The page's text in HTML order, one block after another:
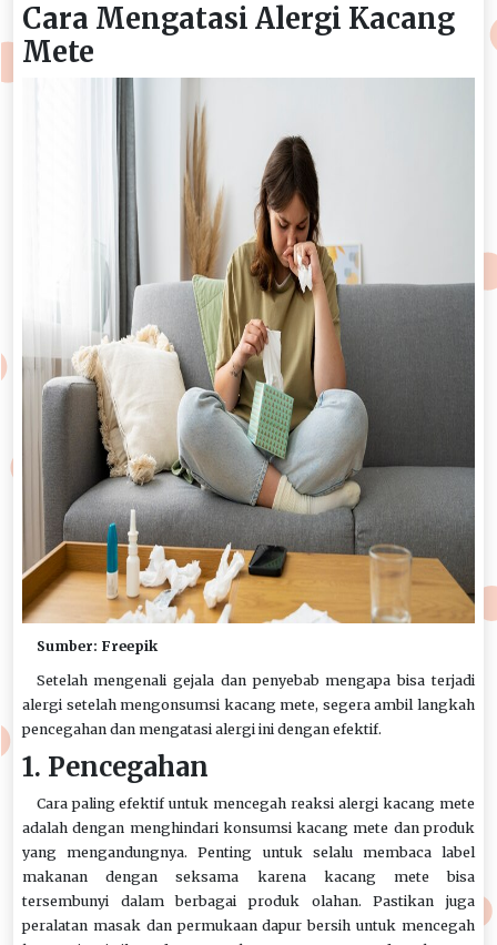
Cara Mengatasi Alergi Kacang
Mete
Sumber: Freepik
Setelah mengenali gejala dan penyebab mengapa bisa terjadi
alergi setelah mengonsumsi kacang mete, segera ambil langkah
pencegahan dan mengatasi alergi ini dengan efektif.
1. Pencegahan
Cara paling efektif untuk mencegah reaksi alergi kacang mete
adalah dengan menghindari konsumsi kacang mete dan produk
yang mengandungnya. Penting untuk selalu membaca label
makanan dengan seksama karena kacang mete bisa
tersembunyi dalam berbagai produk olahan. Pastikan juga
peralatan masak dan permukaan dapur bersih untuk mencegah